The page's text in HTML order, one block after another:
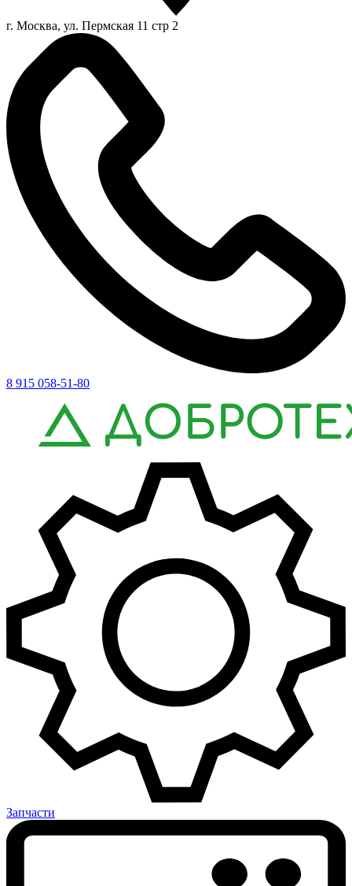
г. Москва, ул. Пермская 11 стр 2
8 915 058-51-80
Запчасти